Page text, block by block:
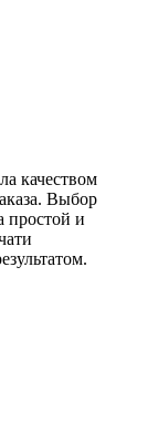
качеством
Выбор
простой и